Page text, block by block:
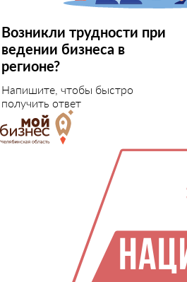
Возникли трудности при
ведении бизнеса в
регионе?
Напишите, чтобы быстро
получить ответ